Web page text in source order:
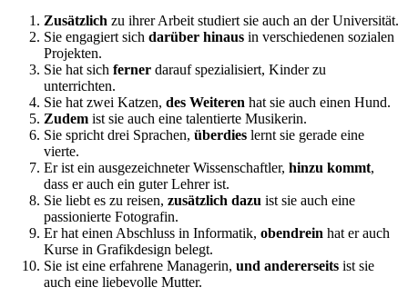
Zusätzlich zu ihrer Arbeit studiert sie auch an der Universität.
Sie engagiert sich darüber hinaus in verschiedenen sozialen
Projekten.
Sie hat sich ferner darauf spezialisiert, Kinder zu
unterrichten.
Sie hat zwei Katzen, des Weiteren hat sie auch einen Hund.
Zudem ist sie auch eine talentierte Musikerin.
Sie spricht drei Sprachen, überdies lernt sie gerade eine
vierte.
Er ist ein ausgezeichneter Wissenschaftler, hinzu kommt,
dass er auch ein guter Lehrer ist.
Sie liebt es zu reisen, zusätzlich dazu ist sie auch eine
passionierte Fotografin.
Er hat einen Abschluss in Informatik, obendrein hat er auch
Kurse in Grafikdesign belegt.
Sie ist eine erfahrene Managerin, und andererseits ist sie
auch eine liebevolle Mutter.